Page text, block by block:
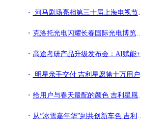
河马剧场亮相第三十届上海电视节，官宣“合伙人计划”重磅升级
克洛托光电闪耀长春国际光电博览会，以创新技术赋能光学产业发展
高途考研产品升级发布会：AI赋能+OMO闭环，打造“科学备考”新生态
明星亲手交付 吉利星愿第十万用户获躺平礼包
给用户与春天最配的颜色 吉利星愿新推“天真蓝+星空灰”车色
从“冰雪嘉年华”到共创新车色 吉利星愿凭借“年轻化”卖爆